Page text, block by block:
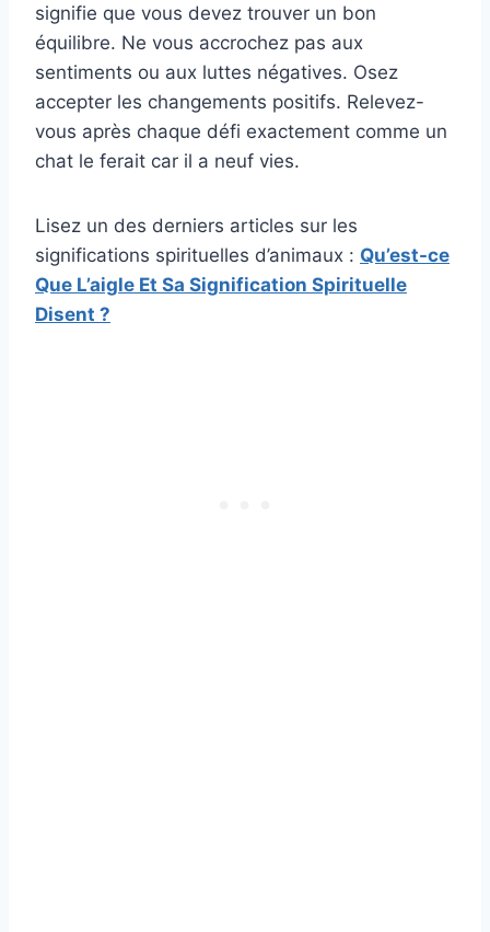
signifie que vous devez trouver un bon
équilibre. Ne vous accrochez pas aux
sentiments ou aux luttes négatives. Osez
accepter les changements positifs. Relevez-
vous après chaque défi exactement comme un
chat le ferait car il a neuf vies.
Lisez un des derniers articles sur les
significations spirituelles d’animaux : Qu’est-ce
Que L’aigle Et Sa Signification Spirituelle
Disent ?